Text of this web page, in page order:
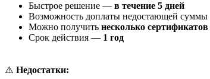
Быстрое решение — в течение 5 дней
Возможность доплаты недостающей суммы
Можно получить несколько сертификатов
Срок действия — 1 год
⚠️ Недостатки: